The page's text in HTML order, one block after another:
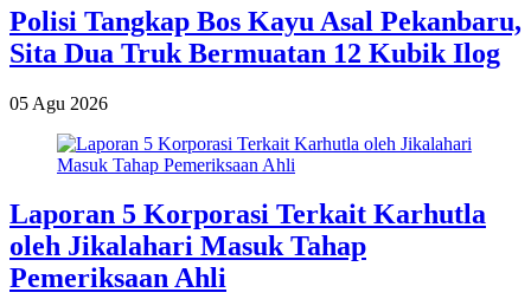
Polisi Tangkap Bos Kayu Asal Pekanbaru,
Sita Dua Truk Bermuatan 12 Kubik Ilog
05 Agu 2026
Laporan 5 Korporasi Terkait Karhutla
oleh Jikalahari Masuk Tahap
Pemeriksaan Ahli